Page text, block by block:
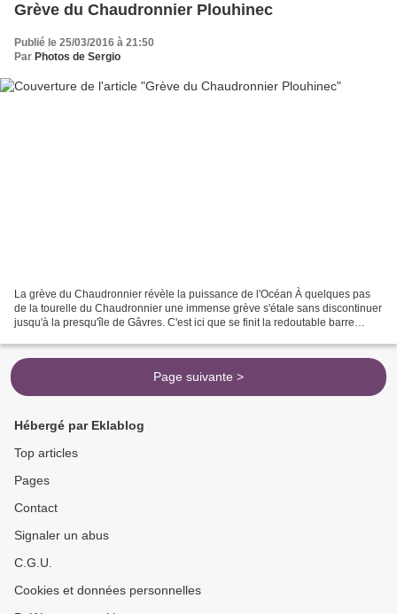
Grève du Chaudronnier Plouhinec
Publié le 25/03/2016 à 21:50
Par Photos de Sergio
La grève du Chaudronnier révèle la puissance de l'Océan À quelques pas
de la tourelle du Chaudronnier une immense grève s'étale sans discontinuer
jusqu'à la presqu'île de Gâvres. C'est ici que se finit la redoutable barre
Page suivante >
Hébergé par Eklablog
Top articles
Pages
Contact
Signaler un abus
C.G.U.
Cookies et données personnelles